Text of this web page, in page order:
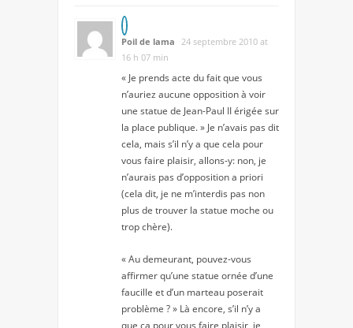
Poil de lama 24 septembre 2010 at
16 h 07 min
« Je prends acte du fait que vous
n’auriez aucune opposition à voir
une statue de Jean-Paul II érigée sur
la place publique. » Je n’avais pas dit
cela, mais s’il n’y a que cela pour
vous faire plaisir, allons-y: non, je
n’aurais pas d’opposition a priori
(cela dit, je ne m’interdis pas non
plus de trouver la statue moche ou
trop chère).
« Au demeurant, pouvez-vous
affirmer qu’une statue ornée d’une
faucille et d’un marteau poserait
problème ? » Là encore, s’il n’y a
que ça pour vous faire plaisir, je